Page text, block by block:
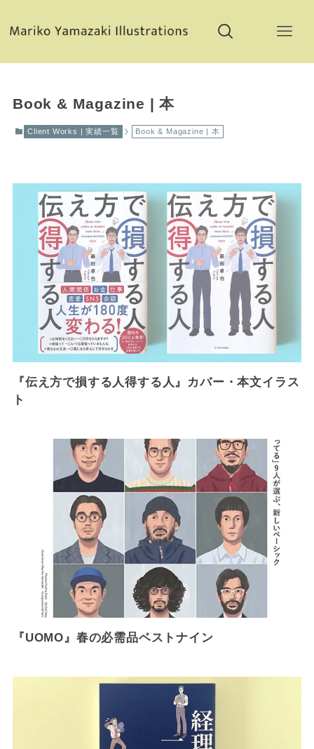
Book & Magazine | 本
Client Works | 実績一覧 Book & Magazine | 本
『伝え方で損する人得する人』カバー・本文イラス
ト
『UOMO』春の必需品ベストナイン